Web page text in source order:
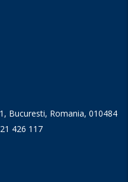
Bucuresti, Romania, 010484
426 117